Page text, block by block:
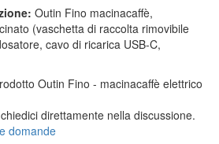
Outin Fino macinacaffè,
(vaschetta di raccolta rimovibile
cavo di ricarica USB-C,
Outin Fino - macinacaffè elettrico
direttamente nella discussione.
domande